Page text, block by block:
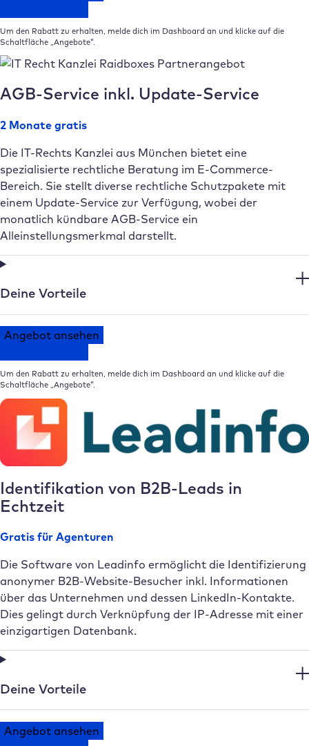
Um den Rabatt zu erhalten, melde dich im Dashboard an und klicke auf die
Schaltfläche „Angebote“.
AGB-Service inkl. Update-Service
2 Monate gratis
Die IT-Rechts Kanzlei aus München bietet eine
spezialisierte rechtliche Beratung im E-Commerce-
Bereich. Sie stellt diverse rechtliche Schutzpakete mit
einem Update-Service zur Verfügung, wobei der
monatlich kündbare AGB-Service ein
Alleinstellungsmerkmal darstellt.
Deine Vorteile
Angebot ansehen
Um den Rabatt zu erhalten, melde dich im Dashboard an und klicke auf die
Schaltfläche „Angebote“.
Identifikation von B2B-Leads in
Echtzeit
Gratis für Agenturen
Die Software von Leadinfo ermöglicht die Identifizierung
anonymer B2B-Website-Besucher inkl. Informationen
über das Unternehmen und dessen LinkedIn-Kontakte.
Dies gelingt durch Verknüpfung der IP-Adresse mit einer
einzigartigen Datenbank.
Deine Vorteile
Angebot ansehen